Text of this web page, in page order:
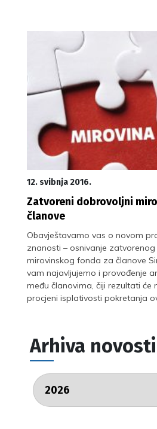
12. svibnja 2016.
Zatvoreni dobrovoljni
članove
Obavještavamo vas o novom
znanosti – osnivanje
mirovinskog fonda za članove
vam najavljujemo i provođenje
među članovima, čiji rezultati će
procjeni isplativosti pokretanja
Arhiva novosti